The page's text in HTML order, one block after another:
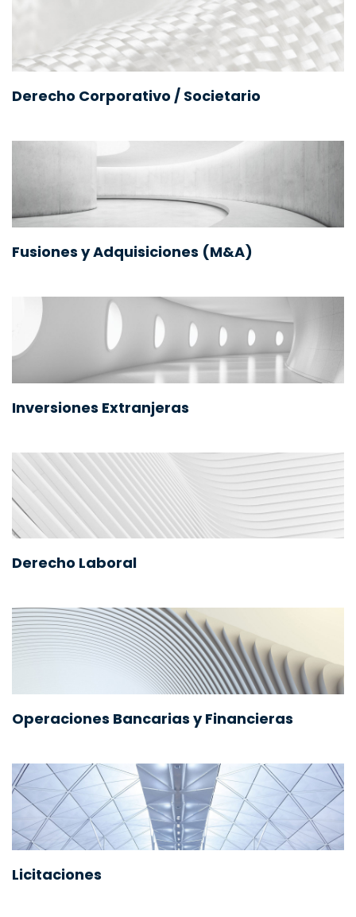
Derecho Corporativo / Societario
Fusiones y Adquisiciones (M&A)
Inversiones Extranjeras
Derecho Laboral
Operaciones Bancarias y Financieras
Licitaciones